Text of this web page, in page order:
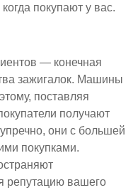
покупают у вас.
— конечная
зажигалок. Машины
поставляя
получают
они с большей
покупками.
репутацию вашего